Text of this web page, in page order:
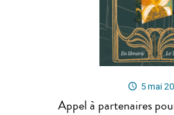
5 mai
Appel à partenaires